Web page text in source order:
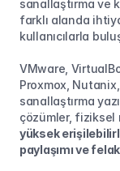
sanallaştırma ve
farklı alanda
kullanıcılarla
VMware,
Proxmox,
sanallaştırma
yüksek
paylaşımı ve